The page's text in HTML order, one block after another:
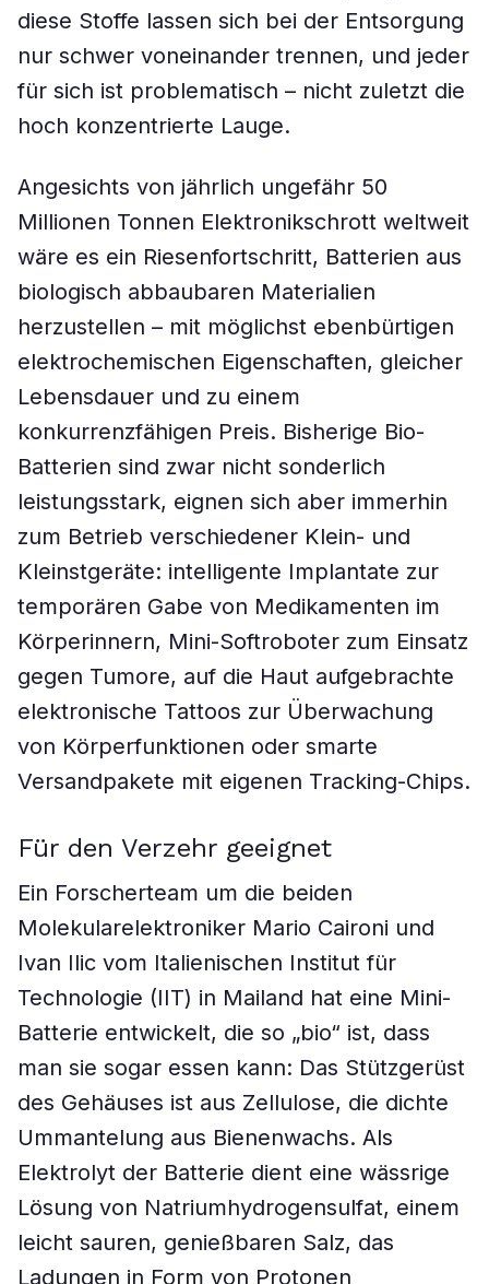
diese Stoffe lassen sich bei der Entsorgung
nur schwer voneinander trennen, und jeder
für sich ist problematisch – nicht zuletzt die
hoch konzentrierte Lauge.
Angesichts von jährlich ungefähr 50
Millionen Tonnen Elektronikschrott weltweit
wäre es ein Riesenfortschritt, Batterien aus
biologisch abbaubaren Materialien
herzustellen – mit möglichst ebenbürtigen
elektrochemischen Eigenschaften, gleicher
Lebensdauer und zu einem
konkurrenzfähigen Preis. Bisherige Bio-
Batterien sind zwar nicht sonderlich
leistungsstark, eignen sich aber immerhin
zum Betrieb verschiedener Klein- und
Kleinstgeräte: intelligente Implantate zur
temporären Gabe von Medikamenten im
Körperinnern, Mini-Softroboter zum Einsatz
gegen Tumore, auf die Haut aufgebrachte
elektronische Tattoos zur Überwachung
von Körperfunktionen oder smarte
Versandpakete mit eigenen Tracking-Chips.
Für den Verzehr geeignet
Ein Forscherteam um die beiden
Molekularelektroniker Mario Caironi und
Ivan Ilic vom Italienischen Institut für
Technologie (IIT) in Mailand hat eine Mini-
Batterie entwickelt, die so „bio“ ist, dass
man sie sogar essen kann: Das Stützgerüst
des Gehäuses ist aus Zellulose, die dichte
Ummantelung aus Bienenwachs. Als
Elektrolyt der Batterie dient eine wässrige
Lösung von Natriumhydrogensulfat, einem
leicht sauren, genießbaren Salz, das
Ladungen in Form von Protonen